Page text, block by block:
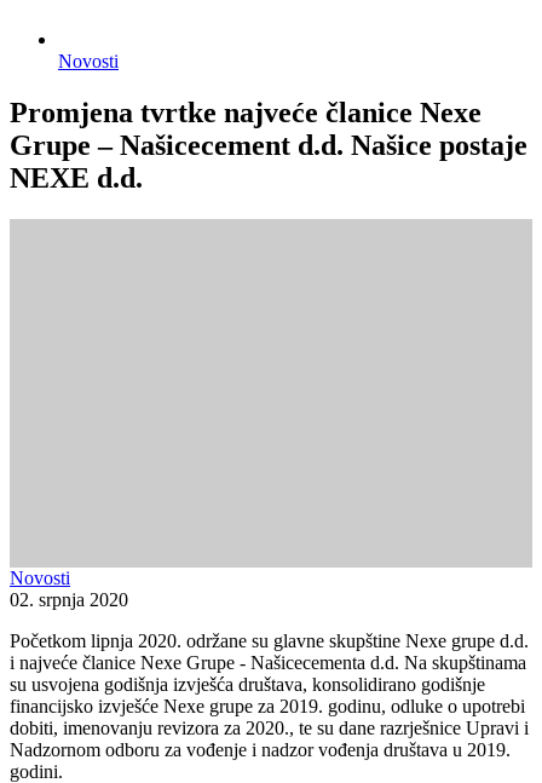
Novosti
Promjena tvrtke najveće članice Nexe
Grupe – Našicecement d.d. Našice postaje
NEXE d.d.
Novosti
02. srpnja 2020
Početkom lipnja 2020. održane su glavne skupštine Nexe grupe d.d.
i najveće članice Nexe Grupe - Našicecementa d.d. Na skupštinama
su usvojena godišnja izvješća društava, konsolidirano godišnje
financijsko izvješće Nexe grupe za 2019. godinu, odluke o upotrebi
dobiti, imenovanju revizora za 2020., te su dane razrješnice Upravi i
Nadzornom odboru za vođenje i nadzor vođenja društava u 2019.
godini.